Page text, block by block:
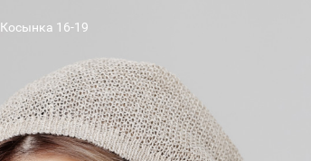
Косынка 16-19